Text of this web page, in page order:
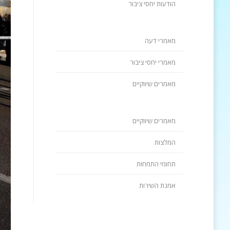
הודעות יחסי ציבור
מאמרי דעה
מאמרי יחסי ציבור
מאמרים שיווקיים
מאמרים שיווקיים
המלצות
תחומי התמחות
אמנת השירות